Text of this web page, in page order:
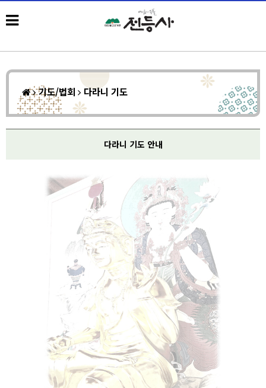
기도/법회 다라니 기도
다라니 기도 안내